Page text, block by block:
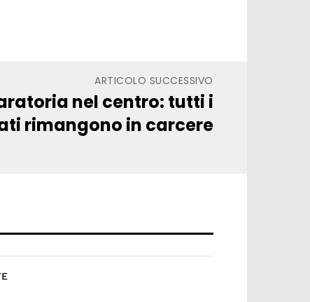
ARTICOLO SUCCESSIVO
nel centro: tutti i
rimangono in carcere